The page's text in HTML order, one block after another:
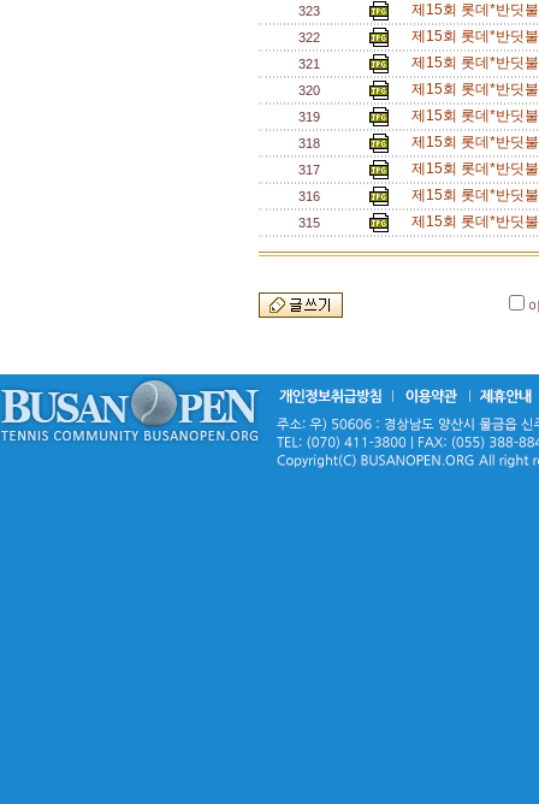
323 제15회 롯데*반딧
322 제15회 롯데*반딧
321 제15회 롯데*반딧
320 제15회 롯데*반딧
319 제15회 롯데*반딧
318 제15회 롯데*반딧
317 제15회 롯데*반딧
316 제15회 롯데*반딧
315 제15회 롯데*반딧